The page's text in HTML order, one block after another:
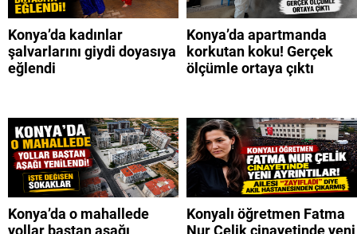
Konya’da kadınlar
şalvarlarını giydi doyasıya
eğlendi
Konya’da apartmanda
korkutan koku! Gerçek
ölçümle ortaya çıktı
Konya’da o mahallede
yollar baştan aşağı
Konyalı öğretmen Fatma
Nur Çelik cinayetinde yeni